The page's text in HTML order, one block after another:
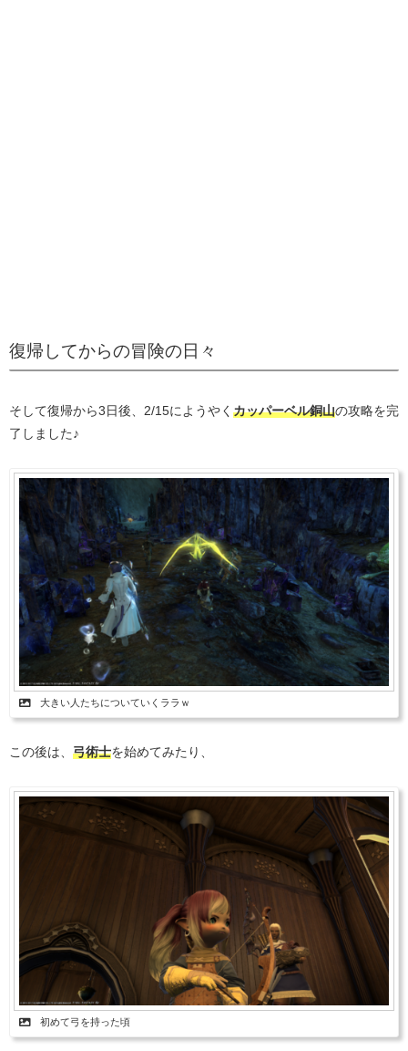
復帰してからの冒険の日々
そして復帰から3日後、2/15にようやく カッパーベル銅山の攻略を完
了しました♪
大きい人たちについていくララｗ
この後は、 弓術士を始めてみたり、
初めて弓を持った頃